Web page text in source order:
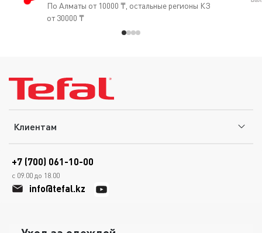
По Алматы от 10000 ₸, остальные регионы КЗ
от 30000 ₸
Клиентам
+7 (700) 061-10-00
с 09.00 до 18.00
info@tefal.kz